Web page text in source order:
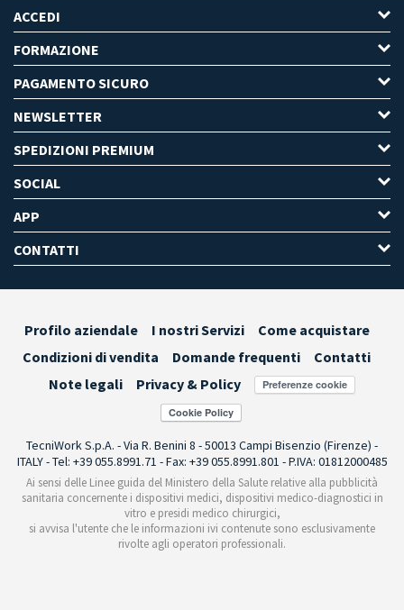
ACCEDI
FORMAZIONE
PAGAMENTO SICURO
NEWSLETTER
SPEDIZIONI PREMIUM
SOCIAL
APP
CONTATTI
Profilo aziendale I nostri Servizi
Come acquistare
Condizioni di vendita
Domande frequenti
Contatti
Note legali
Privacy & Policy Preferenze cookie
TecniWork S.p.A. - Via R. Benini 8 - 50013 Campi Bisenzio (Firenze) -
ITALY - Tel: +39 055.8991.71 - Fax: +39 055.8991.801 - P.IVA: 01812000485
Ai sensi delle Linee guida del Ministero della Salute relative alla pubblicità
sanitaria concernente i dispositivi medici, dispositivi medico-diagnostici in
vitro e presidi medico chirurgici,
si avvisa l'utente che le informazioni ivi contenute sono esclusivamente
rivolte agli operatori professionali.